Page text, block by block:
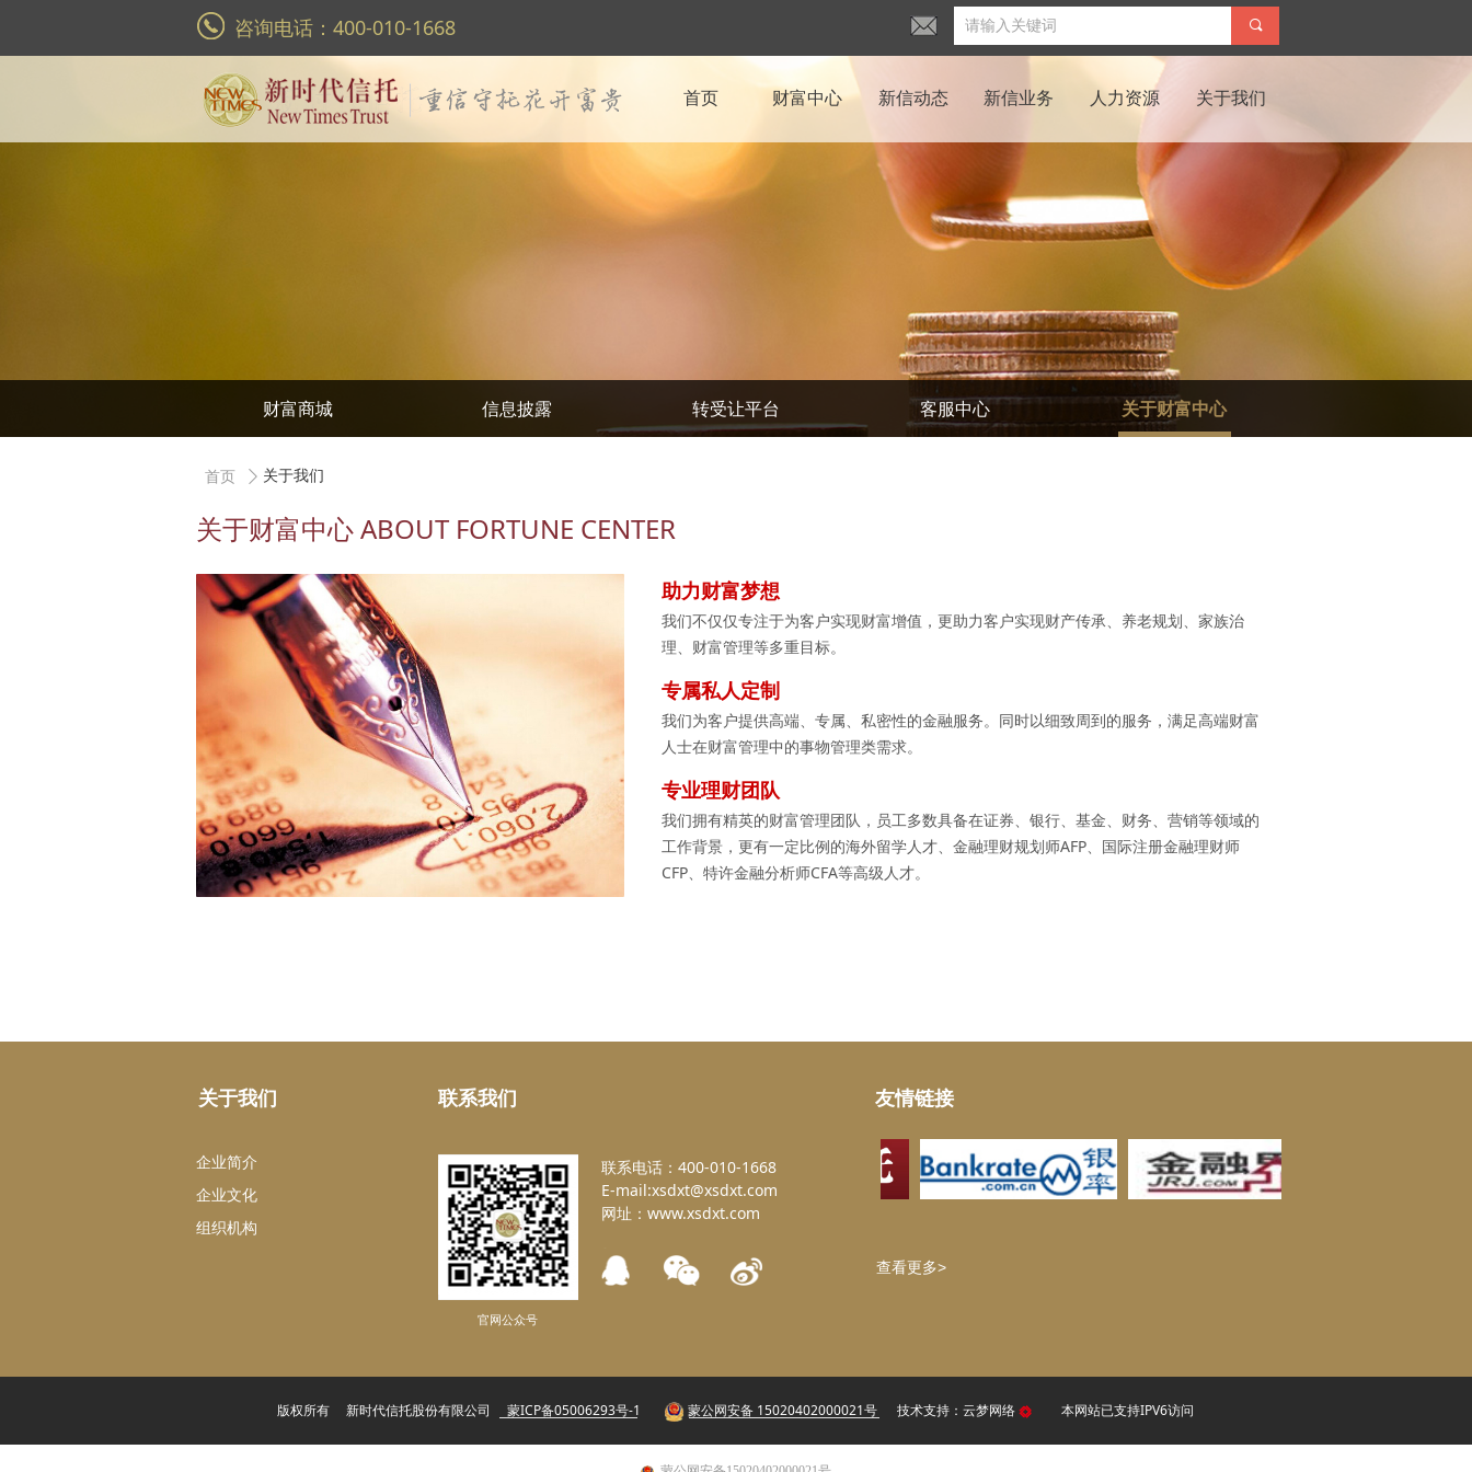
咨询电话：400-010-1668 끠
首页 财富中心 新信动态 新信业务 人力资源 关于我们
财富商城 信息披露 转受让平台 客服中心 关于财富中心
关于财富中心 ABOUT FORTUNE CENTER
助力财富梦想
我们不仅仅专注于为客户实现财富增值，更助力客户实现财产传承、养老规划、家族治
理、财富管理等多重目标。
专属私人定制
我们为客户提供高端、专属、私密性的金融服务。同时以细致周到的服务，满足高端财富
人士在财富管理中的事物管理类需求。
专业理财团队
我们拥有精英的财富管理团队，员工多数具备在证券、银行、基金、财务、营销等领域的
工作背景，更有一定比例的海外留学人才、金融理财规划师AFP、国际注册金融理财师
CFP、特许金融分析师CFA等高级人才。
首页 ꄲ 关于我们
关于我们
联系电话：400-010-1668
E-mail:xsdxt@xsdxt.com
企业简介
企业文化
组织机构
网址：www.xsdxt.com
关于我们 联系我们 友情链接
官网公众号
查看更多>
版权所有 新时代信托股份有限公司 蒙ICP备05006293号-1 蒙公网安备 15020402000021号 技术支持： 云梦网络 本网站已支持IPV6访问